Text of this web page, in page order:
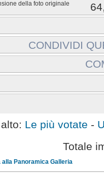
della foto originale
CONDIVIDI
immagine:
non possono
Le più votate -
Totale
alla Panoramica Galleria